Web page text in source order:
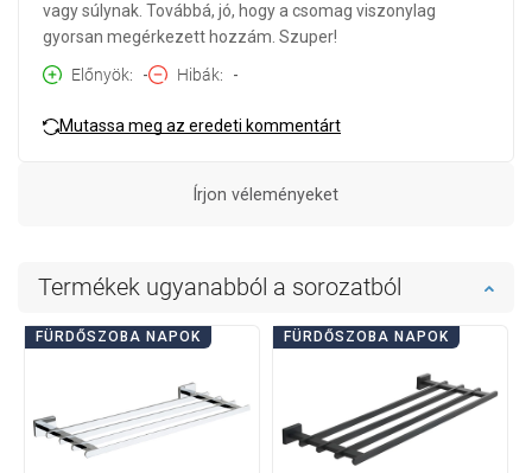
vagy súlynak. Továbbá, jó, hogy a csomag viszonylag
gyorsan megérkezett hozzám. Szuper!
Előnyök
- Hibák -
Mutassa meg az eredeti kommentárt
Írjon véleményeket
Termékek ugyanabból a sorozatból
FÜRDŐSZOBA NAPOK FÜRDŐSZOBA NAPOK